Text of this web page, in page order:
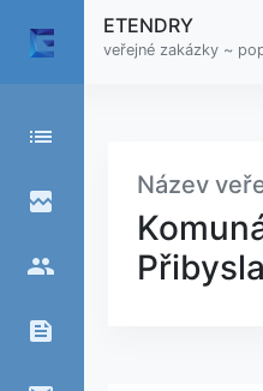
list
broken_image
people
feed
ETENDRY
veřejné zakázky ~
Název